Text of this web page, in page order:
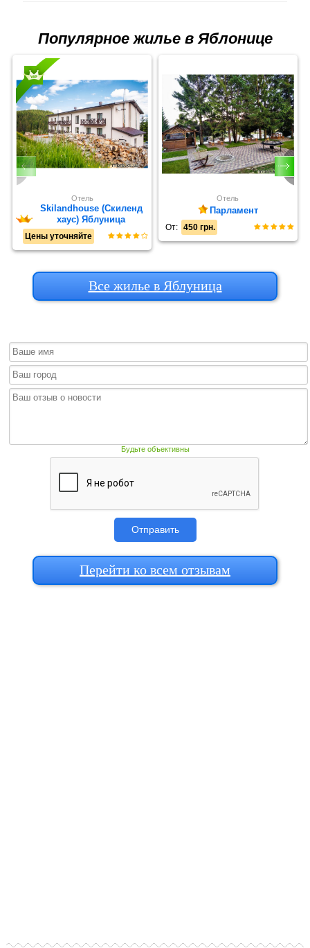
Популярное жилье в Яблонице
Отель
Skilandhouse (Скиленд
хаус) Яблуница
Цены уточняйте
Отель
Парламент
От: 450 грн.
Все жилье в Яблуница
Будьте объективны
Отправить
Перейти ко всем отзывам